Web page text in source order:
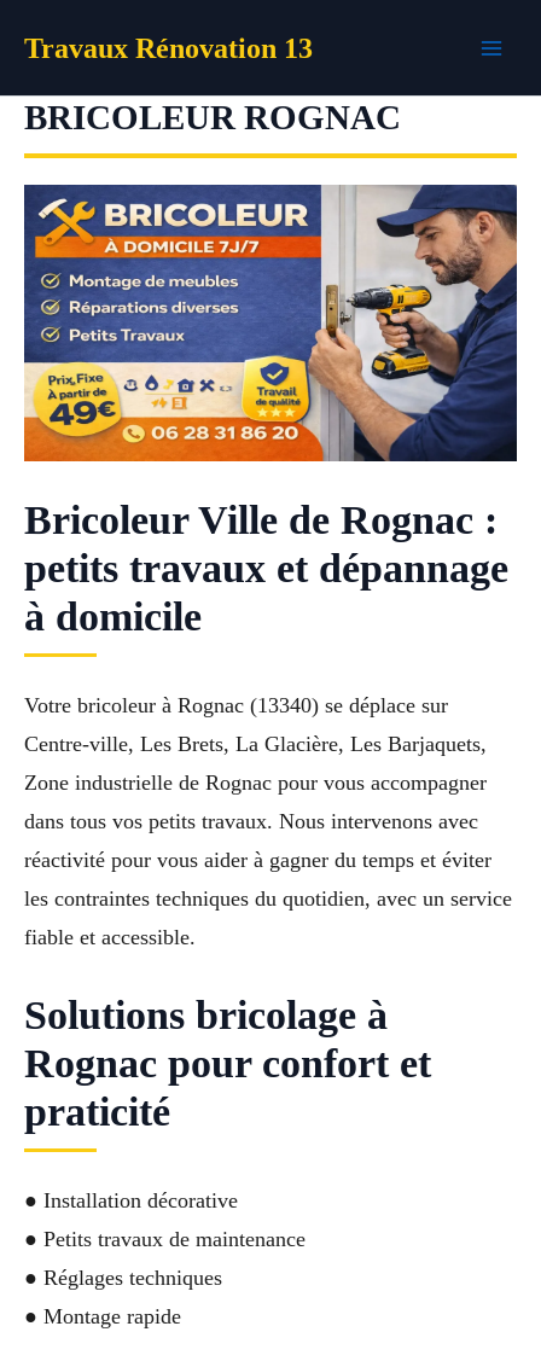
Travaux Rénovation 13
BRICOLEUR ROGNAC
Bricoleur Ville de Rognac :
petits travaux et dépannage
à domicile
Votre bricoleur à Rognac (13340) se déplace sur
Centre-ville, Les Brets, La Glacière, Les Barjaquets,
Zone industrielle de Rognac pour vous accompagner
dans tous vos petits travaux. Nous intervenons avec
réactivité pour vous aider à gagner du temps et éviter
les contraintes techniques du quotidien, avec un service
fiable et accessible.
Solutions bricolage à
Rognac pour confort et
praticité
● Installation décorative
● Petits travaux de maintenance
● Réglages techniques
● Montage rapide